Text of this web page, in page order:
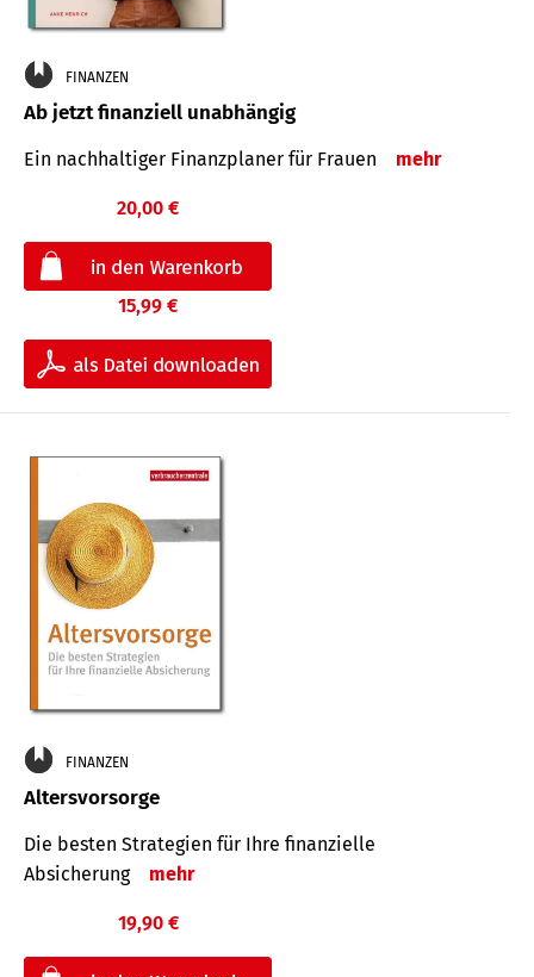
FINANZEN
Ab jetzt finanziell unabhängig
Ein nachhaltiger Finanzplaner für Frauen mehr
20,00 €
15,99 €
FINANZEN
Altersvorsorge
Die besten Strategien für Ihre finanzielle
Absicherung
mehr
19,90 €